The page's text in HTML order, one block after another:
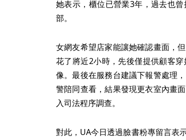
她表示，櫃位已營業3年，過去也
部。
女網友希望店家能讓她確認畫面，
花了將近2小時，先後僅提供顧客
像。最後在服務台建議下報警處理
警陪同查看，結果發現更衣室內畫
入司法程序調查。
對此，UA今日透過臉書粉專留言表